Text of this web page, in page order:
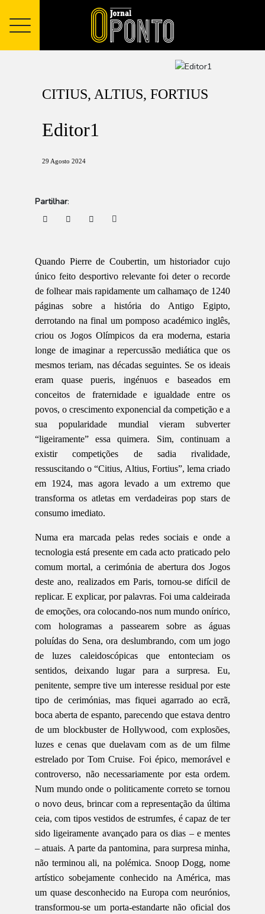
CITIUS, ALTIUS, FORTIUS
Editor1
29 Agosto 2024
Partilhar:
Quando Pierre de Coubertin, um historiador cujo
único feito desportivo relevante foi deter o recorde
de folhear mais rapidamente um calhamaço de 1240
páginas sobre a história do Antigo Egipto,
derrotando na final um pomposo académico inglês,
criou os Jogos Olímpicos da era moderna, estaria
longe de imaginar a repercussão mediática que os
mesmos teriam, nas décadas seguintes. Se os ideais
eram quase pueris, ingénuos e baseados em
conceitos de fraternidade e igualdade entre os
povos, o crescimento exponencial da competição e a
sua popularidade mundial vieram subverter
“ligeiramente” essa quimera. Sim, continuam a
existir competições de sadia rivalidade,
ressuscitando o “Citius, Altius, Fortius”, lema criado
em 1924, mas agora levado a um extremo que
transforma os atletas em verdadeiras pop stars de
consumo imediato.
Numa era marcada pelas redes sociais e onde a
tecnologia está presente em cada acto praticado pelo
comum mortal, a cerimónia de abertura dos Jogos
deste ano, realizados em Paris, tornou-se difícil de
replicar. E explicar, por palavras. Foi uma caldeirada
de emoções, ora colocando-nos num mundo onírico,
com hologramas a passearem sobre as águas
poluídas do Sena, ora deslumbrando, com um jogo
de luzes caleidoscópicas que entonteciam os
sentidos, deixando lugar para a surpresa. Eu,
penitente, sempre tive um interesse residual por este
tipo de cerimónias, mas fiquei agarrado ao ecrã,
boca aberta de espanto, parecendo que estava dentro
de um blockbuster de Hollywood, com explosões,
luzes e cenas que duelavam com as de um filme
estrelado por Tom Cruise. Foi épico, memorável e
controverso, não necessariamente por esta ordem.
Num mundo onde o politicamente correto se tornou
o novo deus, brincar com a representação da última
ceia, com tipos vestidos de estrumfes, é capaz de ter
sido ligeiramente avançado para os dias – e mentes
– atuais. A parte da pantomina, para surpresa minha,
não terminou ali, na polémica. Snoop Dogg, nome
artístico sobejamente conhecido na América, mas
um quase desconhecido na Europa com neurónios,
transformou-se um porta-estandarte não oficial dos